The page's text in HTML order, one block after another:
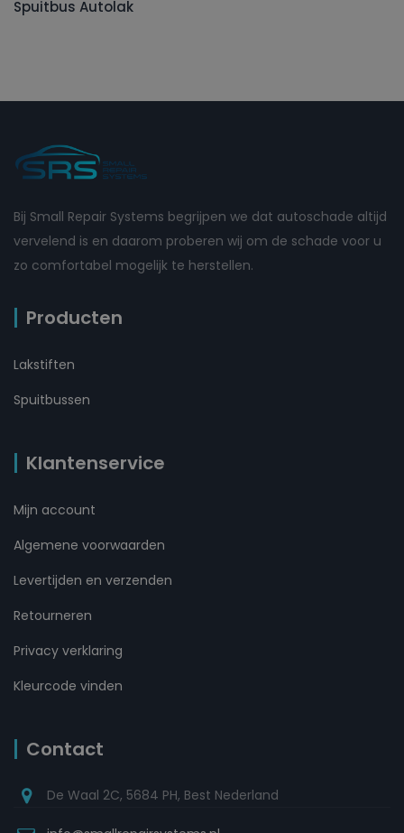
Spuitbus Autolak
Bij Small Repair Systems begrijpen we dat autoschade altijd
vervelend is en daarom proberen wij om de schade voor u
zo comfortabel mogelijk te herstellen.
Producten
Lakstiften
Spuitbussen
Klantenservice
Mijn account
Algemene voorwaarden
Levertijden en verzenden
Retourneren
Privacy verklaring
Kleurcode vinden
Contact
De Waal 2C, 5684 PH, Best Nederland